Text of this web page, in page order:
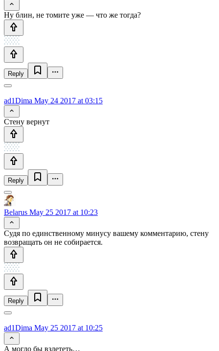
Ну блин, не томите уже — что же тогда?
Reply
ad1Dima May 24 2017 at 03:15
Стену вернут
Reply
Belarus May 25 2017 at 10:23
Судя по единственному минусу вашему комментарию, стену
возвращать он не собирается.
Reply
ad1Dima May 25 2017 at 10:25
А могло бы взлететь…